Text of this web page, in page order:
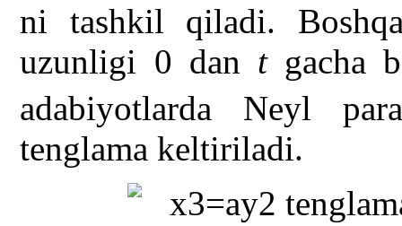
ni tashkil qiladi.
uzunligi 0 dan tgacha
adabiyotlarda Neyl
tenglama keltiriladi.